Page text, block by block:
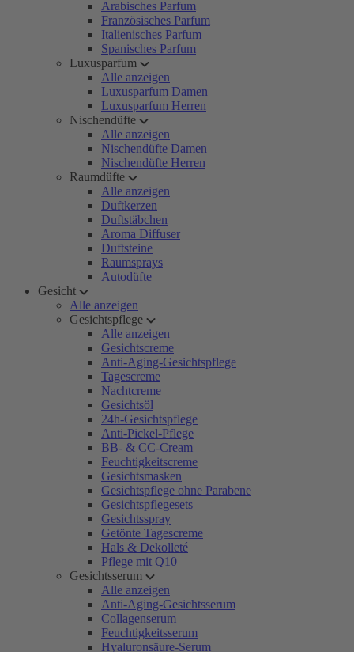
Arabisches Parfum
Französisches Parfum
Italienisches Parfum
Spanisches Parfum
Luxusparfum
Alle anzeigen
Luxusparfum Damen
Luxusparfum Herren
Nischendüfte
Alle anzeigen
Nischendüfte Damen
Nischendüfte Herren
Raumdüfte
Alle anzeigen
Duftkerzen
Duftstäbchen
Aroma Diffuser
Duftsteine
Raumsprays
Autodüfte
Gesicht
Alle anzeigen
Gesichtspflege
Alle anzeigen
Gesichtscreme
Anti-Aging-Gesichtspflege
Tagescreme
Nachtcreme
Gesichtsöl
24h-Gesichtspflege
Anti-Pickel-Pflege
BB- & CC-Cream
Feuchtigkeitscreme
Gesichtsmasken
Gesichtspflege ohne Parabene
Gesichtspflegesets
Gesichtsspray
Getönte Tagescreme
Hals & Dekolleté
Pflege mit Q10
Gesichtsserum
Alle anzeigen
Anti-Aging-Gesichtsserum
Collagenserum
Feuchtigkeitsserum
Hyaluronsäure-Serum